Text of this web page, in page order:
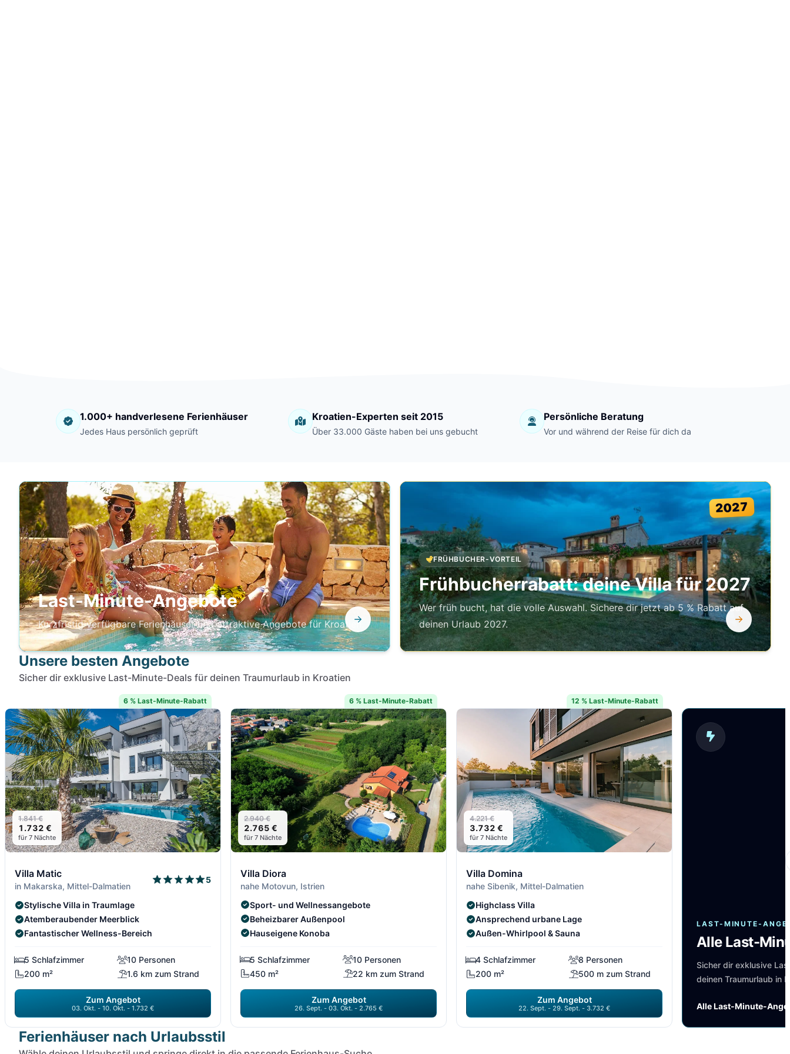
1.000+ handverlesene Ferienhäuser
Jedes Haus persönlich geprüft
Kroatien-Experten seit 2015
Über 33.000 Gäste haben bei uns gebucht
Persönliche Beratung
Vor und während der Reise für dich da
Last-Minute-Angebote
Kurzfristig verfügbare Ferienhäuser und attraktive Angebote für Kroatien.
2027
FRÜHBUCHER-VORTEIL
Frühbucherrabatt: deine Villa für 2027
Wer früh bucht, hat die volle Auswahl. Sichere dir jetzt ab 5 % Rabatt auf
deinen Urlaub 2027.
Unsere besten Angebote
Sicher dir exklusive Last-Minute-Deals für deinen Traumurlaub in Kroatien
6 % Last-Minute-Rabatt
1.841 €
1.732 €
für 7 Nächte
Villa Matic
in Makarska, Mittel-Dalmatien
5
Stylische Villa in Traumlage
Atemberaubender Meerblick
Fantastischer Wellness-Bereich
5 Schlafzimmer
10 Personen
200 m²
1.6 km zum Strand
Zum Angebot
03. Okt. - 10. Okt. - 1.732 €
6 % Last-Minute-Rabatt
2.940 €
2.765 €
für 7 Nächte
Villa Diora
nahe Motovun, Istrien
Sport- und Wellnessangebote
Beheizbarer Außenpool
Hauseigene Konoba
5 Schlafzimmer
10 Personen
450 m²
22 km zum Strand
Zum Angebot
26. Sept. - 03. Okt. - 2.765 €
12 % Last-Minute-Rabatt
4.221 €
3.732 €
für 7 Nächte
Villa Domina
nahe Sibenik, Mittel-Dalmatien
Highclass Villa
Ansprechend urbane Lage
Außen-Whirlpool & Sauna
4 Schlafzimmer
8 Personen
200 m²
500 m zum Strand
Zum Angebot
22. Sept. - 29. Sept. - 3.732 €
LAST-MINUTE-
Alle Last-
Sicher dir exklusive
deinen Traumurlaub in
Alle Last-Minute-
Ferienhäuser nach Urlaubsstil